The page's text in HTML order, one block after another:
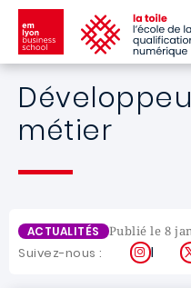
Aller au contenu principal
métier
ACTUALITÉS Publié le 8
Suivez-nous :